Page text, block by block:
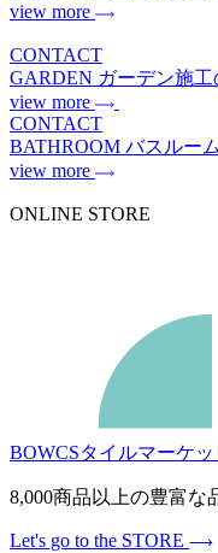
view more
CONTACT
GARDEN ガーデン施
view more
CONTACT
BATHROOM バスルー
view more
ONLINE STORE
BOWCSタイルマーケッ
8,000商品以上の豊富な
Let's go to the STORE